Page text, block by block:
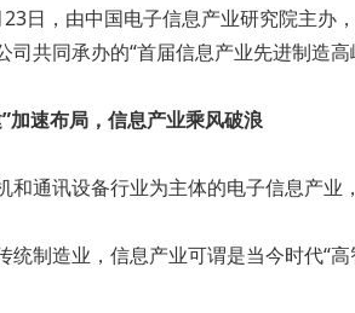
日，由中国电子信息产业研究院主办
司共同承办的“首届信息产业先进制造
加速布局，信息产业乘风破浪
和通讯设备行业为主体的电子信息产
统制造业，信息产业可谓是当今时代“